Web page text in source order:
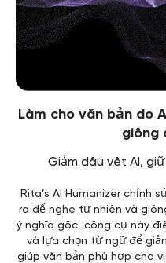
Làm cho văn bản do
giống
Giảm dấu vết AI,
Rita’s AI Humanizer chỉnh
ra để nghe tự nhiên và
ý nghĩa gốc, công cụ này
và lựa chọn từ ngữ để
giúp văn bản phù hợp cho